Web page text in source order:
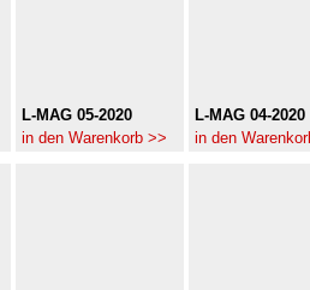
L-MAG 05-2020
in den Warenkorb >>
L-MAG 04-2020
in den